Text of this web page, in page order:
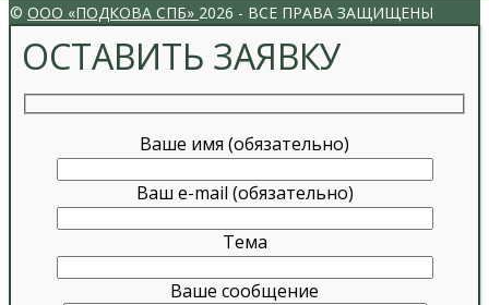
© ООО «ПОДКОВА СПБ» 2026 - ВСЕ ПРАВА ЗАЩИЩЕНЫ
ОСТАВИТЬ ЗАЯВКУ
Ваше имя (обязательно)
Ваш e-mail (обязательно)
Тема
Ваше сообщение